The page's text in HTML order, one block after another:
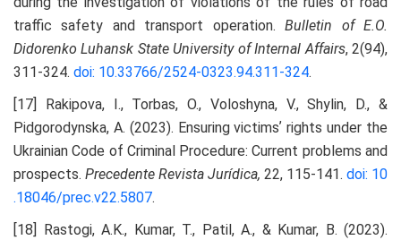
traffic safety and transport operation.Bulletin of E.O.
Didorenko Luhansk State University of Internal Affairs, 2(94),
311-324. doi: 10.33766/2524-0323.94.311-324.
[17] Rakipova, I., Torbas, O., Voloshyna, V., Shylin, D., &
Pidgorodynska, A. (2023). Ensuring victimsʼ rights under the
Ukrainian Code of Criminal Procedure: Current problems and
prospects. Precedente Revista Jurídica, 22, 115-141. doi: 10
.18046/prec.v22.5807.
[18] Rastogi, A.K., Kumar, T., Patil, A., & Kumar, B. (2023).